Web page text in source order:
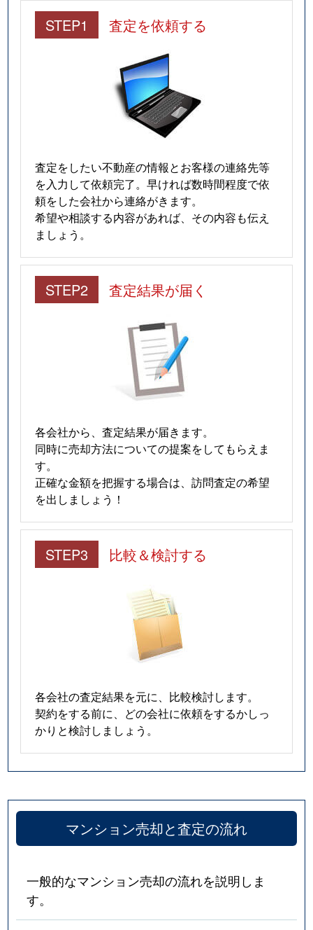
STEP1 査定を依頼する
査定をしたい不動産の情報とお客様の連絡先等
を入力して依頼完了。早ければ数時間程度で依
頼をした会社から連絡がきます。
希望や相談する内容があれば、その内容も伝え
ましょう。
STEP2 査定結果が届く
各会社から、査定結果が届きます。
同時に売却方法についての提案をしてもらえま
す。
正確な金額を把握する場合は、訪問査定の希望
を出しましょう！
STEP3 比較＆検討する
各会社の査定結果を元に、比較検討します。
契約をする前に、どの会社に依頼をするかしっ
かりと検討しましょう。
マンション売却と査定の流れ
一般的なマンション売却の流れを説明しま
す。